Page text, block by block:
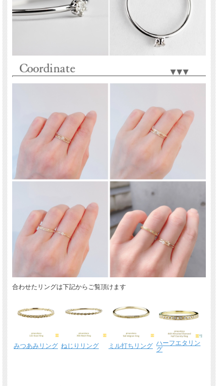
合わせたリングは下記からご覧頂けます
みつあみリング ねじりリング ミル打ちリング ハーフエタリン
グ